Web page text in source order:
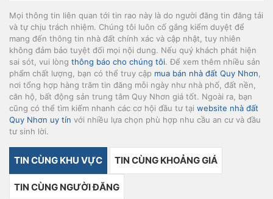
Mọi thông tin liên quan tới tin rao này là do người đăng tin đăng tải
và tự chịu trách nhiệm. Chúng tôi luôn cố gắng kiểm duyệt để
mang đến thông tin nhà đất chính xác và cập nhật, tuy nhiên
không đảm bảo tuyệt đối mọi nội dung. Nếu quý khách phát hiện
sai sót, vui lòng thông báo cho chúng tôi. Để xem thêm nhiều sản
phẩm chất lượng, bạn có thể truy cập mua bán nhà đất Quy Nhơn
nơi tổng hợp hàng trăm tin đăng mỗi ngày như nhà phố, đất nền,
căn hộ, bất động sản trung tâm Quy Nhơn giá tốt. Ngoài ra, bạn
cũng có thể tìm kiếm nhanh các cơ hội đầu tư tại website nhà đất
Quy Nhơn uy tín với nhiều lựa chọn phù hợp nhu cầu an cư và đầu
tư sinh lời.
TIN CÙNG KHU VỰC TIN CÙNG KHOẢNG GIÁ
TIN CÙNG NGƯỜI ĐĂNG